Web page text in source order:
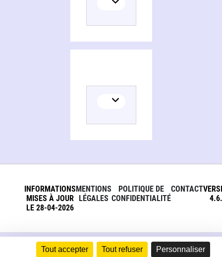
Tout accepter Tout refuser Personnaliser
INFORMATIONS
MISES À JOUR
LE 28-04-2026
MENTIONS
LÉGALES
POLITIQUE DE
CONFIDENTIALITÉ
CONTACT